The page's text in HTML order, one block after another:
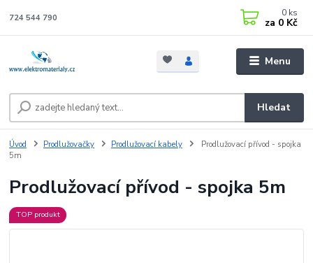
Menu
Hledat
724 544 790 0 ks
za 0 Kč
Úvod Prodlužovačky Prodlužovací kabely
Prodlužovací přívod - spojka
5m
Prodlužovací přívod - spojka 5m
TOP produkt